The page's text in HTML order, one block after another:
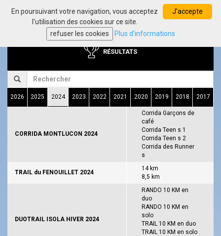
RÉSULTATS
2026 2025 2024 2023 2022 2021 2020 2019 2018 2017
CORRIDA MONTLUCON 2024
Corrida Garçons de
café
Corrida Teen s 1
Corrida Teen s 2
Corrida des Runner
s
TRAIL du FENOUILLET 2024
14 km
8,5 km
DUOTRAIL ISOLA HIVER 2024
RANDO 10 KM en
duo
RANDO 10 KM en
solo
TRAIL 10 KM en duo
TRAIL 10 KM en solo
J'accepte
En poursuivant votre navigation, vous acceptez
l'utilisation des cookies sur ce site.
refuser les cookies
Plus d'informations